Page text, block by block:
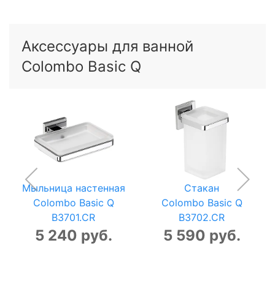
Аксессуары для ванной
Colombo Basic Q
Мыльница настенная
Colombo Basic Q
B3701.CR
5 240 руб.
Стакан
Colombo Basic Q
B3702.CR
5 590 руб.